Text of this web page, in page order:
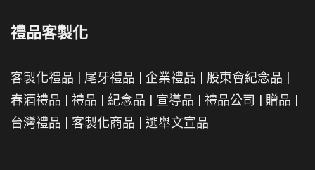
禮品客製化
客製化禮品 | 尾牙禮品 | 企業禮品 | 股東會紀念品 |
春酒禮品 | 禮品 | 紀念品 | 宣導品 | 禮品公司 | 贈品 |
台灣禮品 | 客製化商品 | 選舉文宣品